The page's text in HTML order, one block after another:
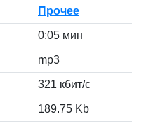
Прочее
0:05 мин
mp3
321 кбит/с
189.75 Kb